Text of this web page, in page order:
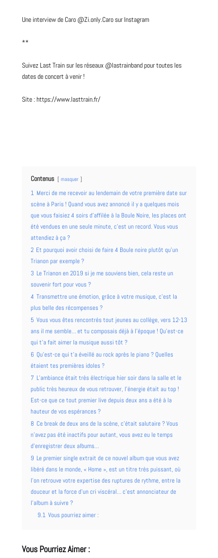
Une interviewde Caro @Zi.only.Carosur Instagram
**
Suivez Last Train sur les réseaux @lastrainbandpour toutes les
dates de concert à venir !
Site : https://www.lasttrain.fr/
Contenus masquer
1 Merci de me recevoir au lendemain de votre première date sur
scène à Paris ! Quand vous avez annoncé il y a quelques mois
que vous faisiez 4 soirs d’affilée à la Boule Noire, les places ont
été vendues en une seule minute, c’est un record. Vous vous
attendiez à ça ?
2 Et pourquoi avoir choisi de faire 4 Boule noire plutôt qu’un
Trianon par exemple ?
3 Le Trianon en 2019 si je me souviens bien, cela reste un
souvenir fort pour vous ?
4 Transmettre une émotion, grâce à votre musique, c’est la
plus belle des récompenses ?
5 Vous vous êtes rencontrés tout jeunes au collège, vers 12-13
ans il me semble… et tu composais déjà à l’époque ! Qu’est-ce
qui t’a fait aimer la musique aussi tôt ?
6 Qu’est-ce qui t’a éveillé au rock après le piano ? Quelles
étaient tes premières idoles ?
7 L’ambiance était très électrique hier soir dans la salle et le
public très heureux de vous retrouver, l’énergie était au top !
Est-ce que ce tout premier live depuis deux ans a été à la
hauteur de vos espérances ?
8 Ce break de deux ans de la scène, c’était salutaire ? Vous
n’avez pas été inactifs pour autant, vous avez eu le temps
d’enregistrer deux albums…
9 Le premier single extrait de ce nouvel album que vous avez
libéré dans le monde, « Home », est un titre très puissant, où
l’on retrouve votre expertise des ruptures de rythme, entre la
douceur et la force d’un cri viscéral… c’est annonciateur de
l’album à suivre ?
9.1 Vous pourriez aimer :
Vous Pourriez Aimer :